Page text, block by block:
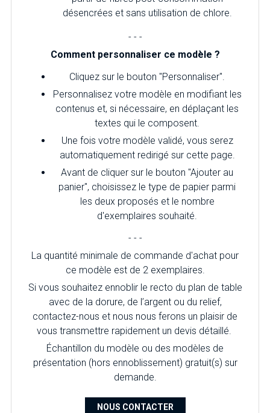
désencrées et sans utilisation de chlore.
- - -
Comment personnaliser ce modèle ?
Cliquez sur le bouton "Personnaliser".
Personnalisez votre modèle en modifiant les
contenus et, si nécessaire, en déplaçant les
textes qui le composent.
Une fois votre modèle validé, vous serez
automatiquement redirigé sur cette page.
Avant de cliquer sur le bouton "Ajouter au
panier", choisissez le type de papier parmi
les deux proposés et le nombre
d'exemplaires souhaité.
- - -
La quantité minimale de commande d'achat pour
ce modèle est de 2 exemplaires.
Si vous souhaitez ennoblir le recto du plan de table
avec de la dorure, de l’argent ou du relief,
contactez-nous et nous nous ferons un plaisir de
vous transmettre rapidement un devis détaillé.
Échantillon du modèle ou des modèles de
présentation (hors ennoblissement) gratuit(s) sur
demande.
NOUS CONTACTER